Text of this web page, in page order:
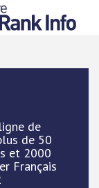
de
de 50
et 2000
Français